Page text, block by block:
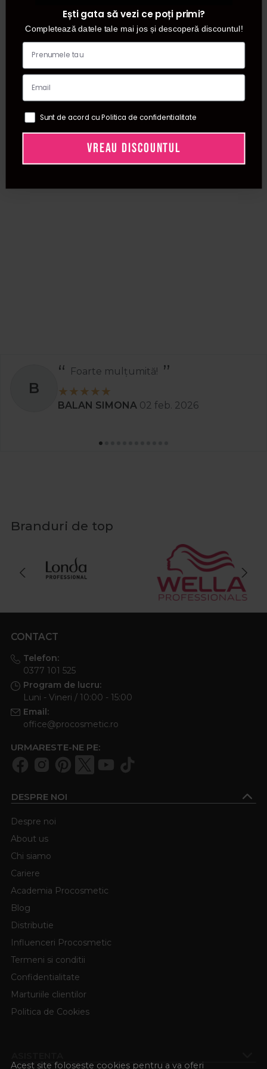
de indreptat parul ce iti permite controlul automat al
temperaturii si incalzire instantanee. Astfel, vei reduce din
timpul acordat acestui proces si te vei bucura de un par
neted si moale intr-un timp record.
In plus, poti opta pentru o placa de par profesionala cu
forma rotunda pentru obtinerea celor mai frumoase si
placa poate fi utilizata atat in realizarea buclelor, cat si in
indreptare. Un alt avantaj este faptul ca timpul de contact
cu placa este mult diminuat.
confortul casei tale, cat si in saloanele de infrumusetare
Acest site foloseste cookies pentru a va oferi
Recomand
Stanciu Aura Andreea 02 apr. 2025
Branduri de top
CONTACT
Telefon:
0377 101 525
Program de lucru:
Luni - Vineri / 10:00 - 15:00
Email:
office@procosmetic.ro
URMARESTE-NE PE:
DESPRE NOI
Despre noi
About us
Chi siamo
Cariere
Academia Procosmetic
Blog
Distributie
Influenceri Procosmetic
Termeni si conditii
Confidentialitate
Marturiile clientilor
Politica de Cookies
Ești gata să vezi ce poți primi?
Completează datele tale mai jos și descoperă discountul!
Sunt de acord cu Politica de confidentialitate
VREAU DISCOUNTUL